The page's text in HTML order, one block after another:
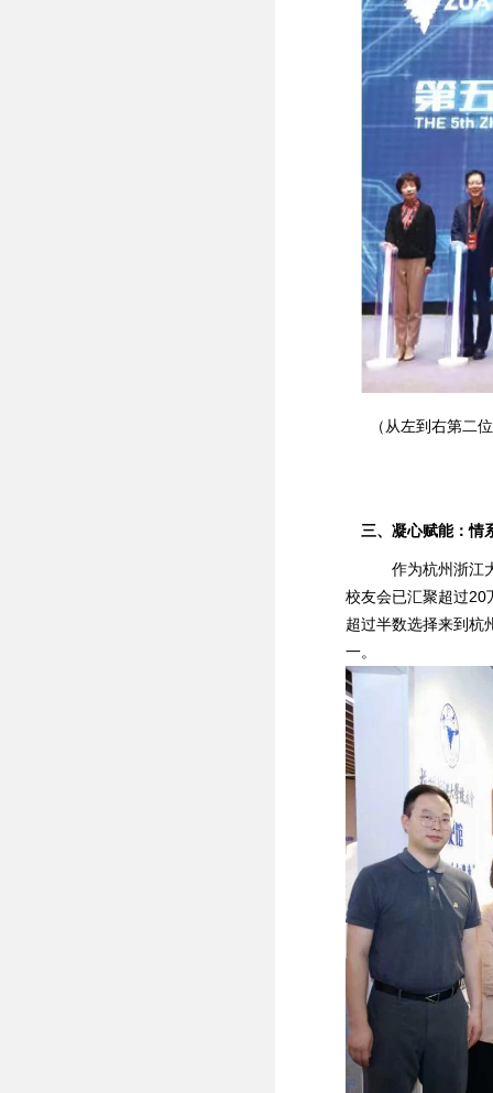
（从左到右第二
三、凝心赋能：情
作为杭州浙江大
校友会已汇聚超过20
超过半数选择来到杭
一。